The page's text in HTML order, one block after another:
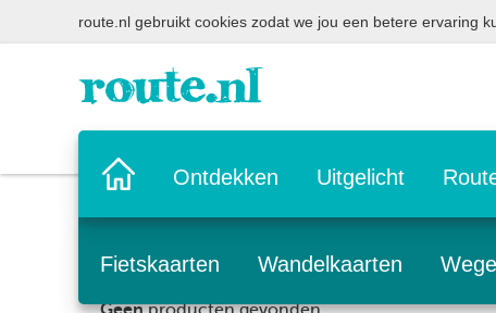
route.nl gebruikt cookies zodat we jou een betere ervaring
Home
paginaOntdekken Uitgelicht
Fietskaarten Wandelkaarten